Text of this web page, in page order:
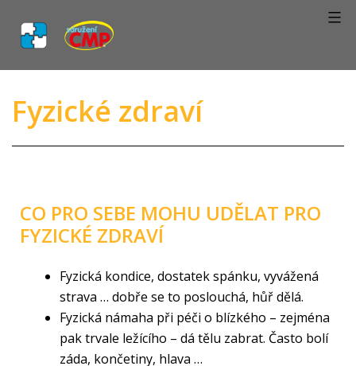
Fyzické zdraví
CO PRO SEBE MOHU UDĚLAT PRO
FYZICKÉ ZDRAVÍ
Fyzická kondice, dostatek spánku, vyvážená
strava … dobře se to poslouchá, hůř dělá.
Fyzická námaha při péči o blízkého – zejména
pak trvale ležícího – dá tělu zabrat. Často bolí
záda, končetiny, hlava …